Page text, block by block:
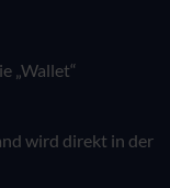
„Wallet“
wird direkt in der